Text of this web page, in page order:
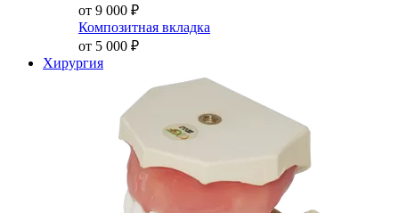
от 9 000 ₽
Композитная вкладка
от 5 000 ₽
Хирургия